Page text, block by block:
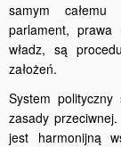
samym całemu
parlament, prawa
władz, są
założeń.
System polityczny
zasady przeciwnej.
jest harmonijną